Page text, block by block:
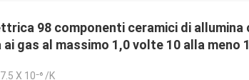
98 componenti ceramici di allumina
gas al massimo 1,0 volte 10 alla meno
7.5 X 10⁻⁶ /K